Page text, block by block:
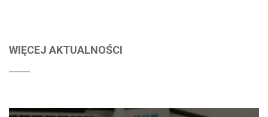
WIĘCEJ AKTUALNOŚCI